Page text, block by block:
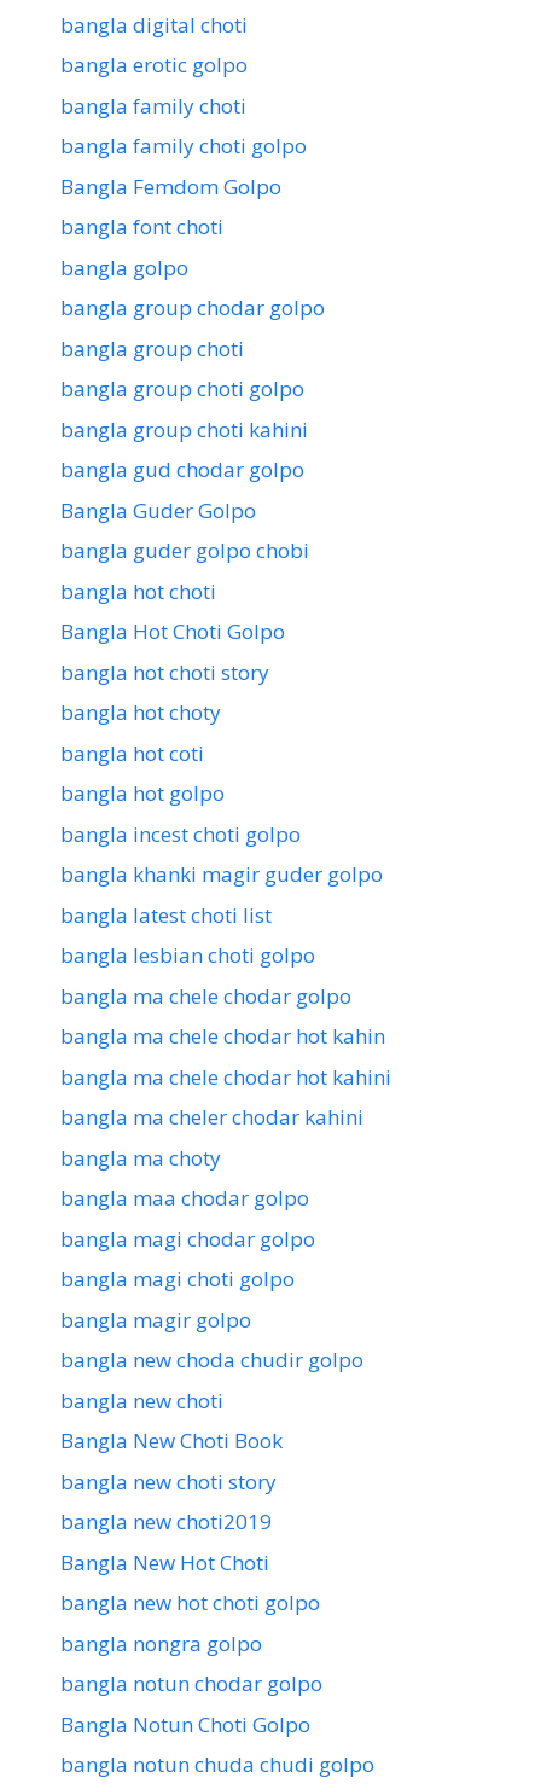
bangla digital choti
bangla erotic golpo
bangla family choti
bangla family choti golpo
Bangla Femdom Golpo
bangla font choti
bangla golpo
bangla group chodar golpo
bangla group choti
bangla group choti golpo
bangla group choti kahini
bangla gud chodar golpo
Bangla Guder Golpo
bangla guder golpo chobi
bangla hot choti
Bangla Hot Choti Golpo
bangla hot choti story
bangla hot choty
bangla hot coti
bangla hot golpo
bangla incest choti golpo
bangla khanki magir guder golpo
bangla latest choti list
bangla lesbian choti golpo
bangla ma chele chodar golpo
bangla ma chele chodar hot kahin
bangla ma chele chodar hot kahini
bangla ma cheler chodar kahini
bangla ma choty
bangla maa chodar golpo
bangla magi chodar golpo
bangla magi choti golpo
bangla magir golpo
bangla new choda chudir golpo
bangla new choti
Bangla New Choti Book
bangla new choti story
bangla new choti2019
Bangla New Hot Choti
bangla new hot choti golpo
bangla nongra golpo
bangla notun chodar golpo
Bangla Notun Choti Golpo
bangla notun chuda chudi golpo